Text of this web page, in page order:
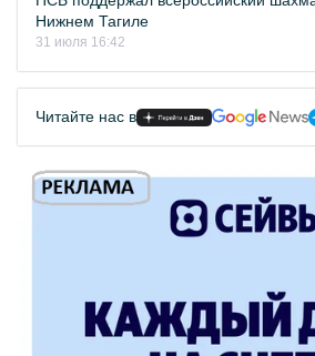
Нижнем Тагиле
31 июля 16:42
Читайте нас в